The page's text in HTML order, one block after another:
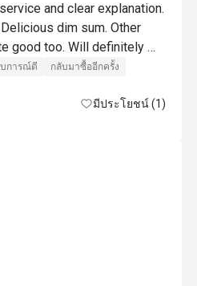
and clear explanation.
dim sum. Other
good too. Will definitely
friends and come again.
การณ์ดี กลับมาซื้ออีกครั้ง
มีประโยชน์ (1)